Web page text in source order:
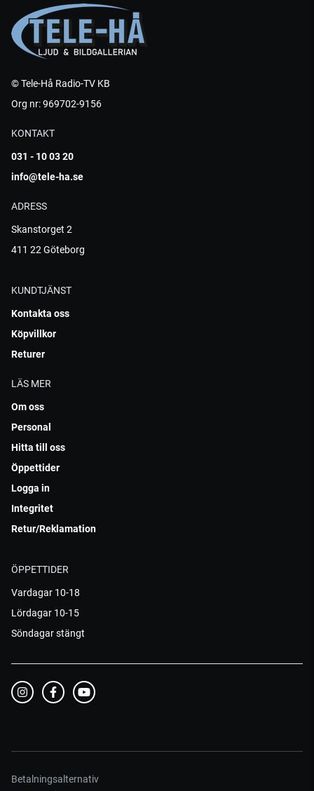
© Tele-Hå Radio-TV KB
Org nr: 969702-9156
KONTAKT
031 - 10 03 20
info@tele-ha.se
ADRESS
Skanstorget 2
411 22 Göteborg
KUNDTJÄNST
Kontakta oss
Köpvillkor
Returer
LÄS MER
Om oss
Personal
Hitta till oss
Öppettider
Logga in
Integritet
Retur/Reklamation
ÖPPETTIDER
Vardagar 10-18
Lördagar 10-15
Söndagar stängt
Betalningsalternativ